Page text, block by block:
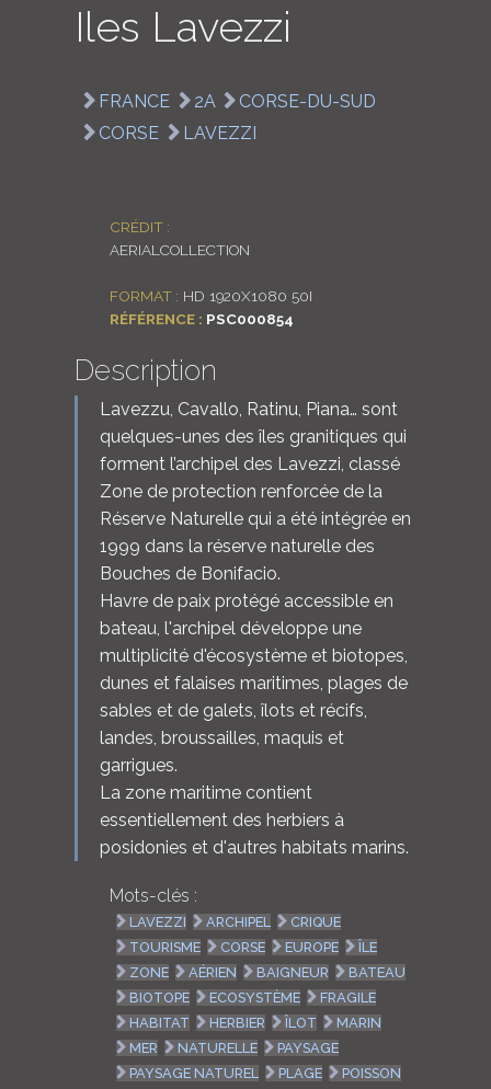
Iles Lavezzi
FRANCE 2A
CORSE-DU-SUD
CORSE
LAVEZZI
CRÉDIT :
AERIALCOLLECTION
FORMAT : HD 1920X1080 50I
RÉFÉRENCE : PSC000854
Description
Lavezzu, Cavallo, Ratinu, Piana… sont
quelques-unes des îles granitiques qui
forment l’archipel des Lavezzi, classé
Zone de protection renforcée de la
Réserve Naturelle qui a été intégrée en
1999 dans la réserve naturelle des
Bouches de Bonifacio.
Havre de paix protégé accessible en
bateau, l'archipel développe une
multiplicité d'écosystème et biotopes,
dunes et falaises maritimes, plages de
sables et de galets, îlots et récifs,
landes, broussailles, maquis et
garrigues.
La zone maritime contient
essentiellement des herbiers à
posidonies et d'autres habitats marins.
Mots-clés :
LAVEZZI ARCHIPEL
CRIQUE
TOURISME
CORSE EUROPE
ÎLE
ZONE
AÉRIEN BAIGNEUR
BATEAU
BIOTOPE
ECOSYSTÈME
FRAGILE
HABITAT
HERBIER ÎLOT
MARIN
MER
NATURELLE
PAYSAGE
PAYSAGE NATUREL
PLAGE
POISSON